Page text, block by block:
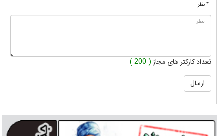
* نظر
تعداد کارکتر های مجاز ( 200 )